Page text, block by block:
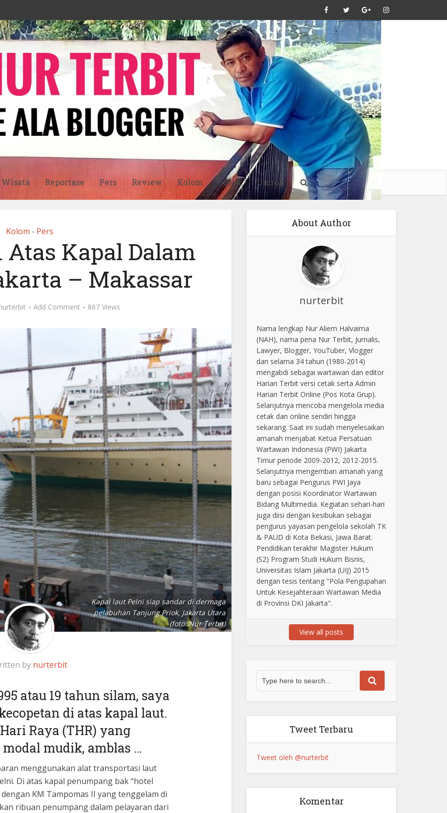
Wisata Reportase Pers Review Kolom Sosok Umroh
Kolom • Pers
Kapal Dalam
– Makassar
Add Comment 867 Views
Kapal laut Pelni siap sandar di dermaga
pelabuhan Tanjung Priok, Jakarta Utara
(foto: Nur Terbit)
by nurterbit
atau 19 tahun silam, saya
di atas kapal laut.
Raya (THR) yang
mudik, amblas …
menggunakan alat transportasi laut
Di atas kapal penumpang bak “hotel
KM Tampomas II yang tenggelam di
ribuan penumpang dalam pelayaran dari
About Author
nurterbit
Nama lengkap Nur Aliem Halvaima
(NAH), nama pena Nur Terbit, Jurnalis,
Lawyer, Blogger, YouTuber, Vlogger
dan selama 34 tahun (1980-2014)
mengabdi sebagai wartawan dan editor
Harian Terbit versi cetak serta Admin
Harian Terbit Online (Pos Kota Grup).
Selanjutnya mencoba mengelola media
cetak dan online sendiri hingga
sekarang. Saat ini sudah menyelesaikan
amanah menjabat Ketua Persatuan
Wartawan Indonesia (PWI) Jakarta
Timur periode 2009-2012, 2012-2015.
Selanjutnya mengemban amanah yang
baru sebagai Pengurus PWI Jaya
dengan posisi Koordinator Wartawan
Bidang Multimedia. Kegiatan sehari-hari
juga diisi dengan kesibukan sebagai
pengurus yayasan pengelola sekolah TK
& PAUD di Kota Bekasi, Jawa Barat.
Pendidikan terakhir Magister Hukum
(S2) Program Studi Hukum Bisnis,
Universitas Islam Jakarta (UIJ) 2015
dengan tesis tentang "Pola Pengupahan
Untuk Kesejahteraan Wartawan Media
di Provinsi DKI Jakarta".
View all posts
Tweet Terbaru
Tweet oleh @nurterbit
Komentar